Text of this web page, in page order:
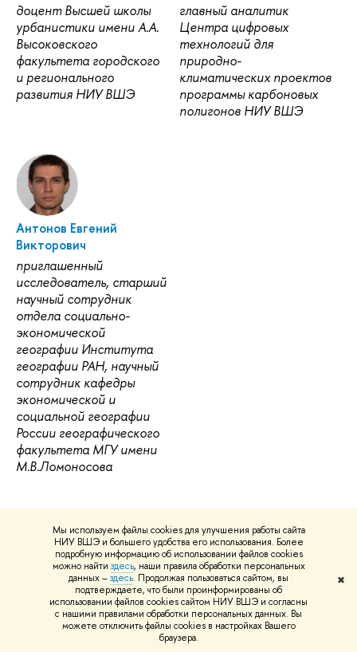
Мы используем файлы cookies для улучшения работы сайта
НИУ ВШЭ и большего удобства его использования. Более
подробную информацию об использовании файлов cookies
можно найти здесь, наши правила обработки персональных
данных –здесь. Продолжая пользоваться сайтом, вы
подтверждаете, что были проинформированы об
использовании файлов cookies сайтом НИУ ВШЭ и согласны
с нашими правилами обработки персональных данных. Вы
можете отключить файлы cookies в настройках Вашего
браузера.
✖
доцент Высшей школы
урбанистики имени А.А.
Высоковского
факультета городского
и регионального
развития НИУ ВШЭ
главный аналитик
Центра цифровых
технологий для
природно-
климатических проектов
программы карбоновых
полигонов НИУ ВШЭ
Антонов Евгений
Викторович
приглашенный
исследователь, старший
научный сотрудник
отдела социально-
экономической
географии Института
географии РАН, научный
сотрудник кафедры
экономической и
социальной географии
России географического
факультета МГУ имени
М.В.Ломоносова
Нашли опечатку?
Выделите её, нажмите Ctrl+Enter и отправьте нам